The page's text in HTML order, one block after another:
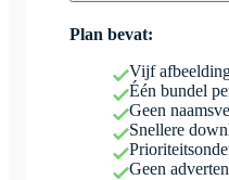
Plan bevat:
Vijf
Één bundel
Geen
Snellere
Geen